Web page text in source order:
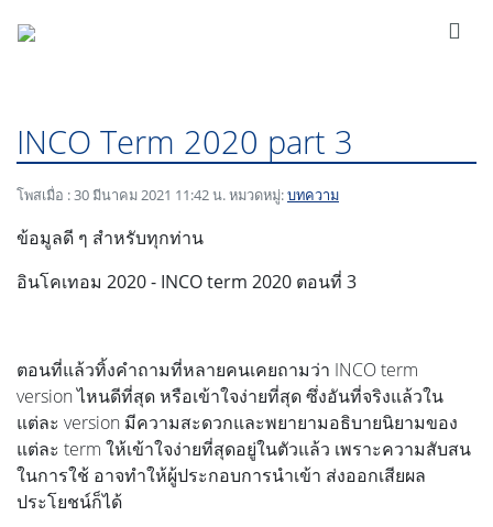
INCO Term 2020 part 3
โพสเมื่อ : 30 มีนาคม 2021 11:42 น. หมวดหมู่:บทความ
ข้อมูลดี ๆ สำหรับทุกท่าน
อินโคเทอม 2020 - INCO term 2020 ตอนที่ 3
ตอนที่แล้วทิ้งคำถามที่หลายคนเคยถามว่า INCO term
version ไหนดีที่สุด หรือเข้าใจง่ายที่สุด ซึ่งอันที่จริงแล้วใน
แต่ละ version มีความสะดวกและพยายามอธิบายนิยามของ
แต่ละ term ให้เข้าใจง่ายที่สุดอยู่ในตัวแล้ว เพราะความสับสน
ในการใช้ อาจทำให้ผู้ประกอบการนำเข้า ส่งออกเสียผล
ประโยชน์ก็ได้